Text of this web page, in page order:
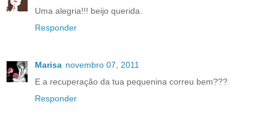
Uma alegria!!! beijo querida.
Responder
Marisa novembro 07, 2011
E a recuperação da tua pequenina correu bem???
Responder